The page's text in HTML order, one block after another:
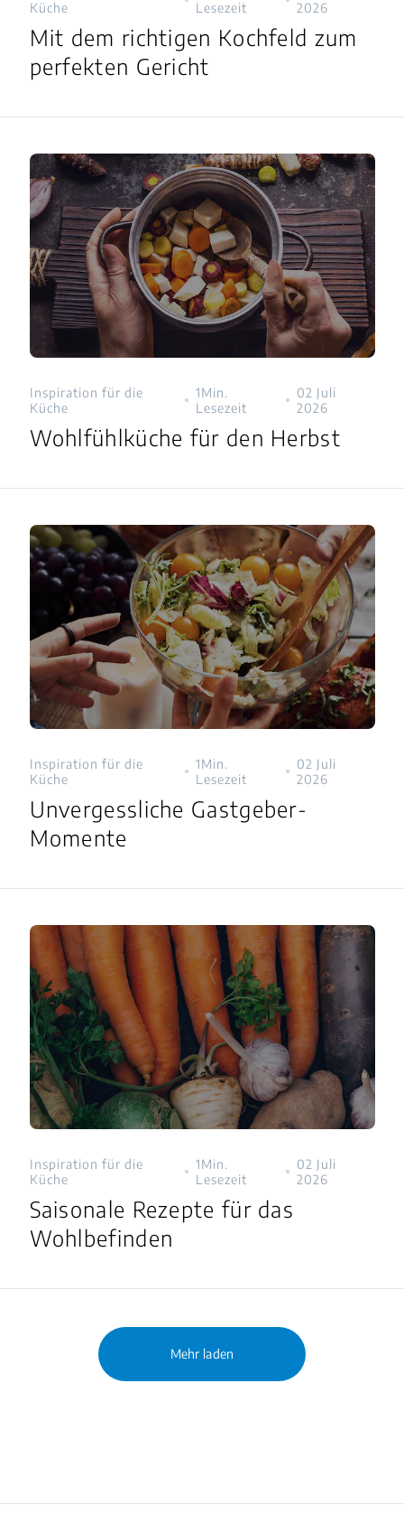
Küche
Lesezeit
2026
Mit dem richtigen Kochfeld zum
perfekten Gericht
Inspiration für die
Küche
1Min.
Lesezeit
02 Juli
2026
Wohlfühlküche für den Herbst
Inspiration für die
Küche
1Min.
Lesezeit
02 Juli
2026
Unvergessliche Gastgeber-
Momente
Inspiration für die
Küche
1Min.
Lesezeit
02 Juli
2026
Saisonale Rezepte für das
Wohlbefinden
Mehr laden